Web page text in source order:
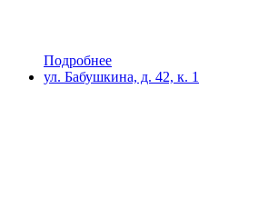
Подробнее
ул. Бабушкина, д. 42, к. 1